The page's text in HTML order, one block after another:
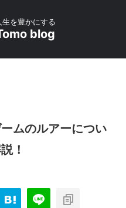
を豊かにする
blog
ムのルアーについ
！